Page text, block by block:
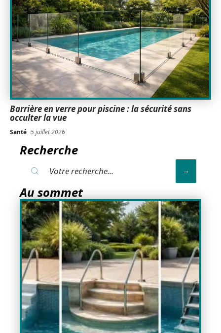
Barrière en verre pour piscine : la sécurité sans
occulter la vue
Santé 5 juillet 2026
Recherche
Au sommet